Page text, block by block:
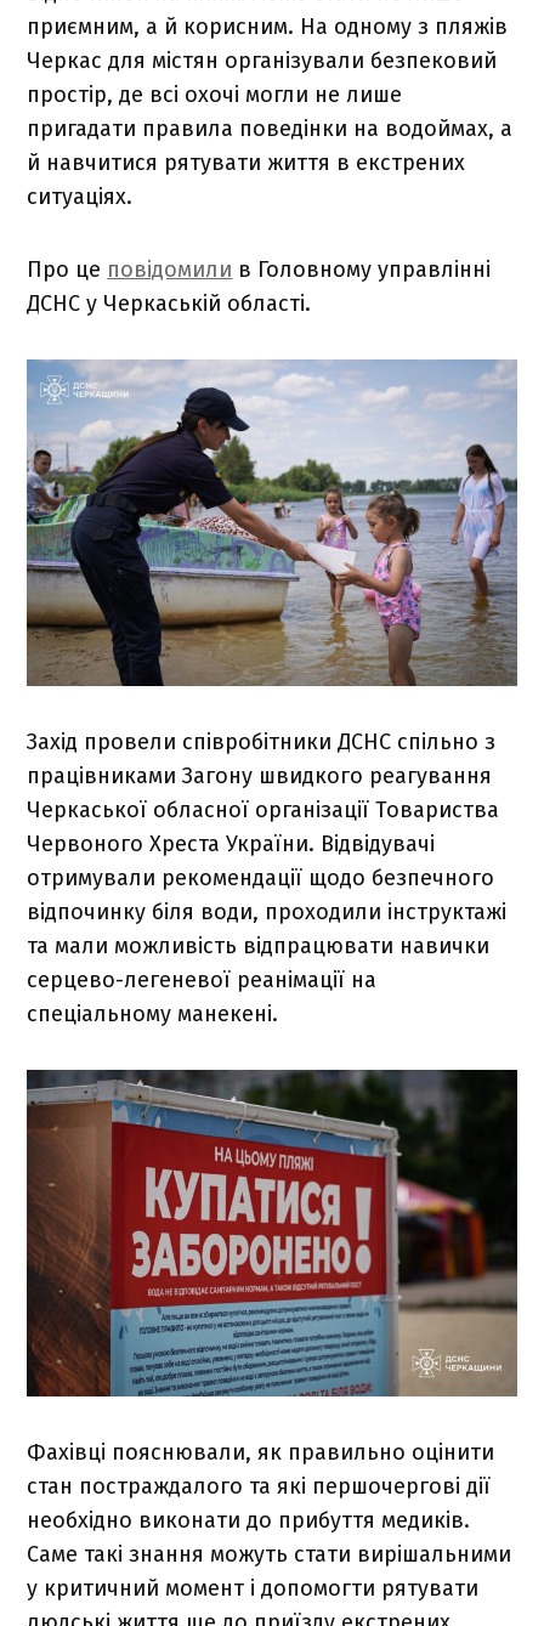
приємним, а й корисним. На одному з пляжів
Черкас для містян організували безпековий
простір, де всі охочі могли не лише
пригадати правила поведінки на водоймах, а
й навчитися рятувати життя в екстрених
ситуаціях.
Про це повідомили в Головному управлінні
ДСНС у Черкаській області.
Захід провели співробітники ДСНС спільно з
працівниками Загону швидкого реагування
Черкаської обласної організації Товариства
Червоного Хреста України. Відвідувачі
отримували рекомендації щодо безпечного
відпочинку біля води, проходили інструктажі
та мали можливість відпрацювати навички
серцево-легеневої реанімації на
спеціальному манекені.
Фахівці пояснювали, як правильно оцінити
стан постраждалого та які першочергові дії
необхідно виконати до прибуття медиків.
Саме такі знання можуть стати вирішальними
у критичний момент і допомогти рятувати